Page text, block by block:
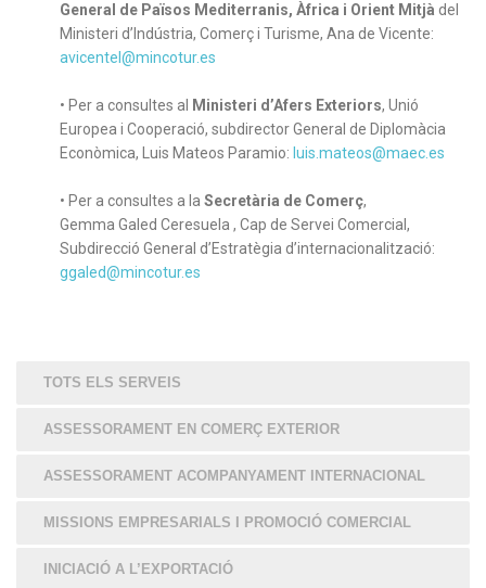
General de Països Mediterranis, Àfrica i Orient Mitjà del
Ministeri d’Indústria, Comerç i Turisme, Ana de Vicente:
avicentel@mincotur.es
• Per a consultes al Ministeri d’Afers Exteriors, Unió
Europea i Cooperació, subdirector General de Diplomàcia
Econòmica, Luis Mateos Paramio: luis.mateos@maec.es
• Per a consultes a la Secretària de Comerç,
Gemma Galed Ceresuela , Cap de Servei Comercial,
Subdirecció General d’Estratègia d’internacionalització:
ggaled@mincotur.es
TOTS ELS SERVEIS
ASSESSORAMENT EN COMERÇ EXTERIOR
ASSESSORAMENT ACOMPANYAMENT INTERNACIONAL
MISSIONS EMPRESARIALS I PROMOCIÓ COMERCIAL
INICIACIÓ A L’EXPORTACIÓ